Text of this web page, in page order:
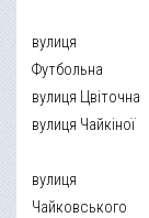
вулиця
Футбольна
вулиця Цвіточна
вулиця Чайкіної
вулиця
Чайковського